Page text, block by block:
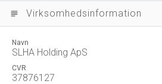
subject Virksomhedsinformation
Navn
SLHA Holding ApS
CVR
37876127